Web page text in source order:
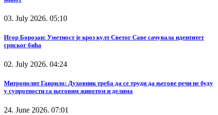
03. July 2026. 05:10
Игор Борозан: Уметност је кроз култ Светог Саве сачувала идентитет
српског бића
02. July 2026. 04:24
Митрополит Гаврило: Духовник треба да се труди да његове речи не буду
у супротности са његовим животом и делима
24. June 2026. 07:01